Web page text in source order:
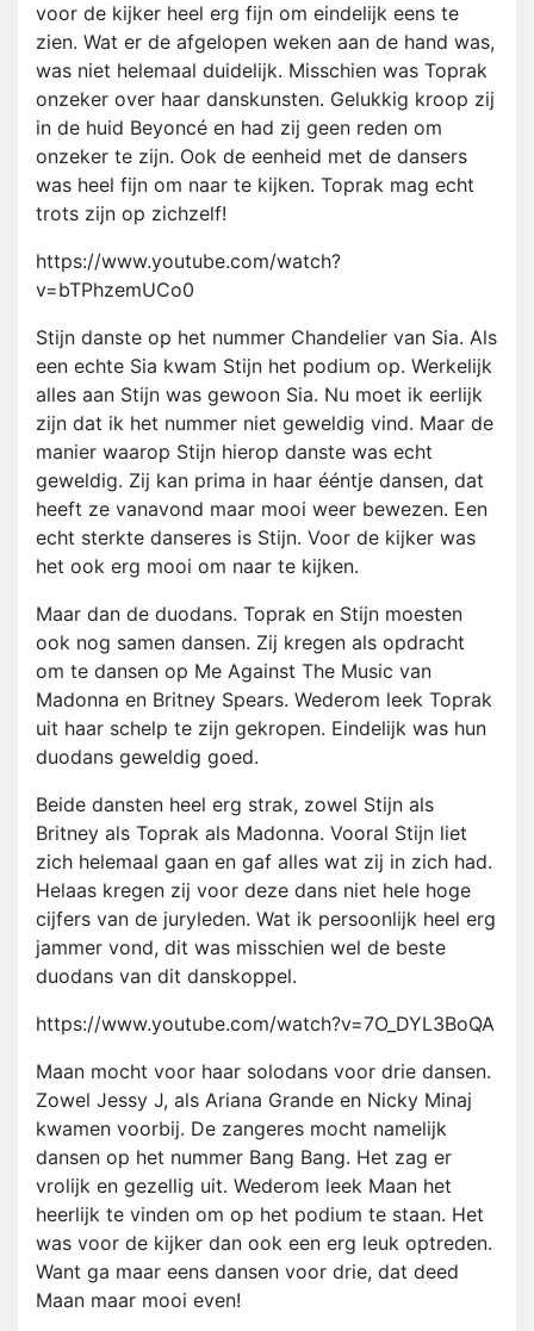
voor de kijker heel erg fijn om eindelijk eens te
zien. Wat er de afgelopen weken aan de hand was,
was niet helemaal duidelijk. Misschien was Toprak
onzeker over haar danskunsten. Gelukkig kroop zij
in de huid Beyoncé en had zij geen reden om
onzeker te zijn. Ook de eenheid met de dansers
was heel fijn om naar te kijken. Toprak mag echt
trots zijn op zichzelf!
https://www.youtube.com/watch?
v=bTPhzemUCo0
Stijn danste op het nummer Chandelier van Sia. Als
een echte Sia kwam Stijn het podium op. Werkelijk
alles aan Stijn was gewoon Sia. Nu moet ik eerlijk
zijn dat ik het nummer niet geweldig vind. Maar de
manier waarop Stijn hierop danste was echt
geweldig. Zij kan prima in haar ééntje dansen, dat
heeft ze vanavond maar mooi weer bewezen. Een
echt sterkte danseres is Stijn. Voor de kijker was
het ook erg mooi om naar te kijken.
Maar dan de duodans. Toprak en Stijn moesten
ook nog samen dansen. Zij kregen als opdracht
om te dansen op Me Against The Music van
Madonna en Britney Spears. Wederom leek Toprak
uit haar schelp te zijn gekropen. Eindelijk was hun
duodans geweldig goed.
Beide dansten heel erg strak, zowel Stijn als
Britney als Toprak als Madonna. Vooral Stijn liet
zich helemaal gaan en gaf alles wat zij in zich had.
Helaas kregen zij voor deze dans niet hele hoge
cijfers van de juryleden. Wat ik persoonlijk heel erg
jammer vond, dit was misschien wel de beste
duodans van dit danskoppel.
https://www.youtube.com/watch?v=7O_DYL3BoQA
Maan mocht voor haar solodans voor drie dansen.
Zowel Jessy J, als Ariana Grande en Nicky Minaj
kwamen voorbij. De zangeres mocht namelijk
dansen op het nummer Bang Bang. Het zag er
vrolijk en gezellig uit. Wederom leek Maan het
heerlijk te vinden om op het podium te staan. Het
was voor de kijker dan ook een erg leuk optreden.
Want ga maar eens dansen voor drie, dat deed
Maan maar mooi even!